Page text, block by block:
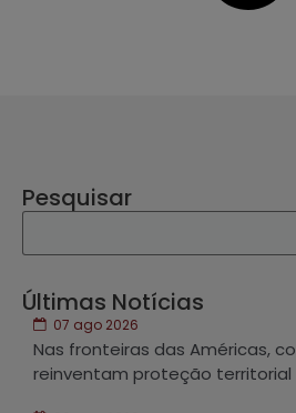
Pesquisar
Últimas Notícias
07 ago 2026
Nas fronteiras das Américas,
reinventam proteção territorial